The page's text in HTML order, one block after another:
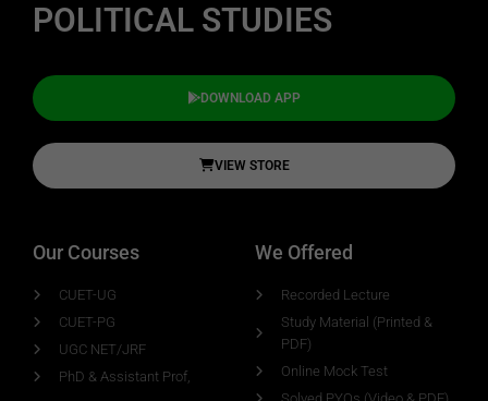
POLITICAL STUDIES
DOWNLOAD APP
VIEW STORE
Our Courses
CUET-UG
CUET-PG
UGC NET/JRF
PhD & Assistant Prof,
We Offered
Recorded Lecture
Study Material (Printed &
PDF)
Online Mock Test